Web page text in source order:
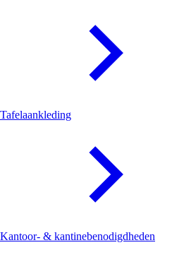
Tafelaankleding
Kantoor- & kantinebenodigdheden